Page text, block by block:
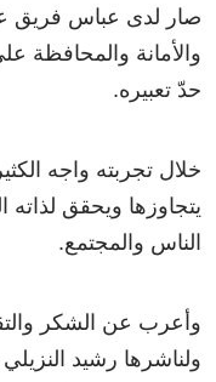
صار لدى عباس فريق
والأمانة والمحافظة
حدّ تعبيره.
خلال تجربته واجه
يتجاوزها ويحقق
الناس والمجتمع.
وأعرب عن الشكر
ولناشرها رشيد